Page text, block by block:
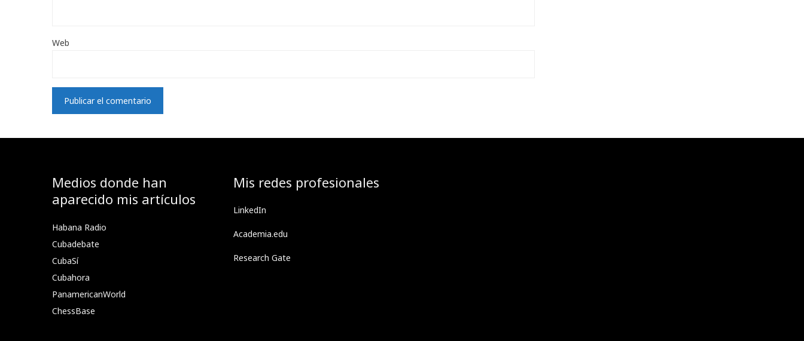
Web
Medios donde han
aparecido mis artículos
Habana Radio
Cubadebate
CubaSí
Cubahora
PanamericanWorld
ChessBase
Mis redes profesionales
LinkedIn
Academia.edu
Research Gate